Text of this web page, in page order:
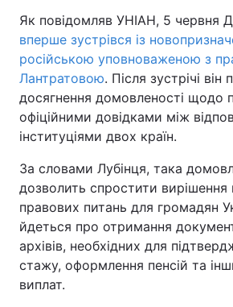
Як повідомляв УНІАН, 5 червня
вперше зустрівся із
російською уповноваженою з
Лантратовою. Після зустрічі
досягнення домовленості щодо
офіційними довідками між
інституціями двох країн.
За словами Лубінця, така
дозволить спростити вирішення
правових питань для громадян
йдеться про отримання
архівів, необхідних для
стажу, оформлення пенсій та
виплат.